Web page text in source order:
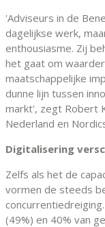
'Adviseurs in de
dagelijkse werk,
enthousiasme. Zij
het gaat om
maatschappelijke
dunne lijn tussen
markt', zegt Robert
Nederland en
Digitalisering
Zelfs als het de
vormen de steeds
(49%) en 40% van